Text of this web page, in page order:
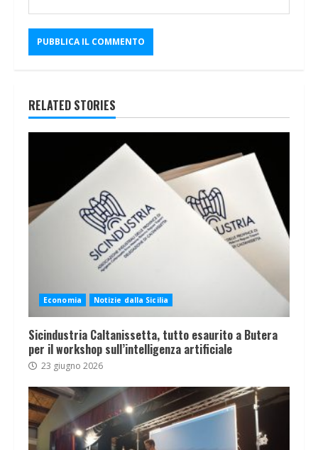
RELATED STORIES
Economia Notizie dalla Sicilia
Sicindustria Caltanissetta, tutto esaurito a Butera
per il workshop sull’intelligenza artificiale
23 giugno 2026